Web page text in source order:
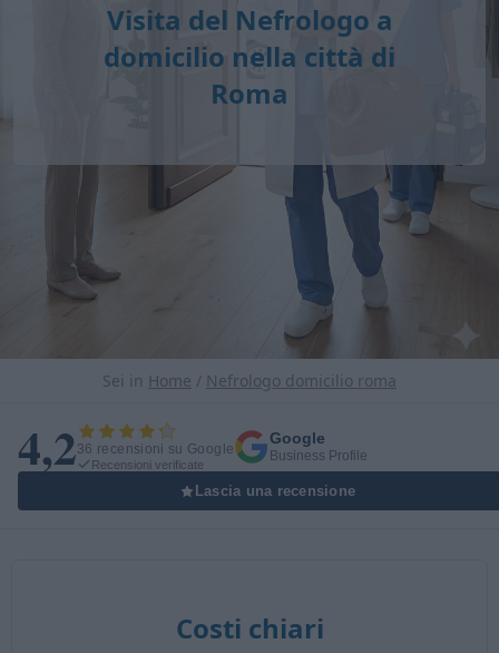
Visita del Nefrologo a
domicilio nella città di
Roma
Sei in Home / Nefrologo domicilio roma
4,236 recensioni su Google
Recensioni verificate
Google
Business Profile
Lascia una recensione
Costi chiari